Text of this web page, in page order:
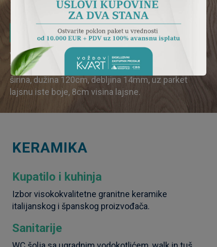
Parket
Višeslojni parket renomiranog proizvođača
Tarkett u boji natur hrasta, dimenzije 14cm
širina, dužina 120cm, debljina 14mm, uz parket
lajsnu iste boje, 8cm visina lajsne.
KERAMIKA
Kupatilo i kuhinja
Izbor visokokvalitetne granitne keramike
italijanskog i španskog proizvođača.
Sanitarije